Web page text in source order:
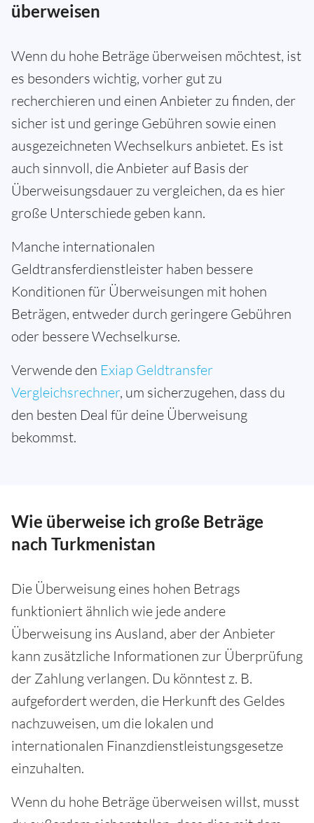
überweisen
Wenn du hohe Beträge überweisen möchtest, ist
es besonders wichtig, vorher gut zu
recherchieren und einen Anbieter zu finden, der
sicher ist und geringe Gebühren sowie einen
ausgezeichneten Wechselkurs anbietet. Es ist
auch sinnvoll, die Anbieter auf Basis der
Überweisungsdauer zu vergleichen, da es hier
große Unterschiede geben kann.
Manche internationalen
Geldtransferdienstleister haben bessere
Konditionen für Überweisungen mit hohen
Beträgen, entweder durch geringere Gebühren
oder bessere Wechselkurse.
Verwende den Exiap Geldtransfer
Vergleichsrechner, um sicherzugehen, dass du
den besten Deal für deine Überweisung
bekommst.
Wie überweise ich große Beträge
nach Turkmenistan
Die Überweisung eines hohen Betrags
funktioniert ähnlich wie jede andere
Überweisung ins Ausland, aber der Anbieter
kann zusätzliche Informationen zur Überprüfung
der Zahlung verlangen. Du könntest z. B.
aufgefordert werden, die Herkunft des Geldes
nachzuweisen, um die lokalen und
internationalen Finanzdienstleistungsgesetze
einzuhalten.
Wenn du hohe Beträge überweisen willst, musst